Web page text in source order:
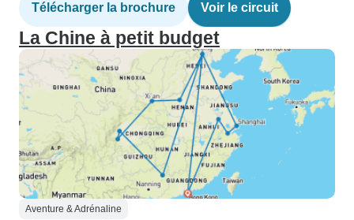
Télécharger la brochure Voir le circuit
La Chine à petit budget
Aventure & Adrénaline